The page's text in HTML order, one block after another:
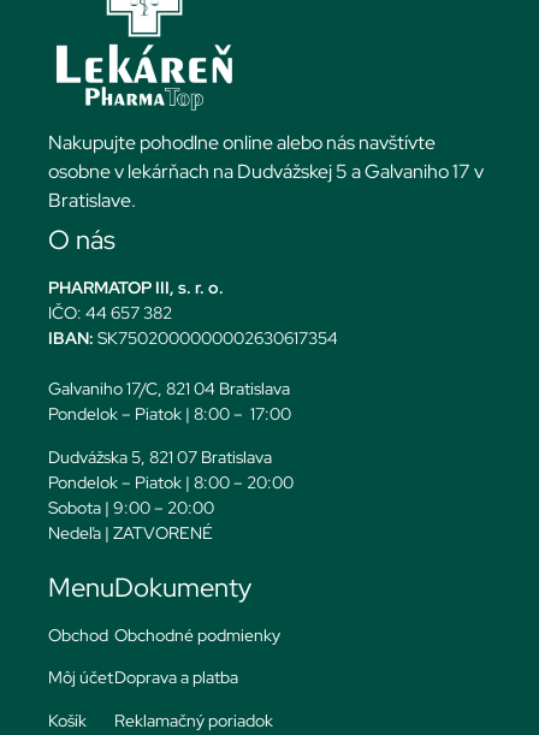
Nakupujte pohodlne online alebo nás navštívte
osobne v lekárňach na Dudvážskej 5 a Galvaniho 17 v
Bratislave.
O nás
PHARMATOP III, s. r. o.
IČO: 44 657 382
IBAN: SK7502000000002630617354
Galvaniho 17/C, 821 04 Bratislava
Pondelok – Piatok | 8:00 – 17:00
Dudvážska 5, 821 07 Bratislava
Pondelok – Piatok | 8:00 – 20:00
Sobota | 9:00 – 20:00
Nedeľa | ZATVORENÉ
Menu
Obchod
Môj účet
Košík
Dokumenty
Obchodné podmienky
Doprava a platba
Reklamačný poriadok